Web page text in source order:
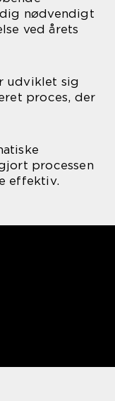
nødvendigt
ved årets
udviklet sig
proces, der
processen
effektiv.